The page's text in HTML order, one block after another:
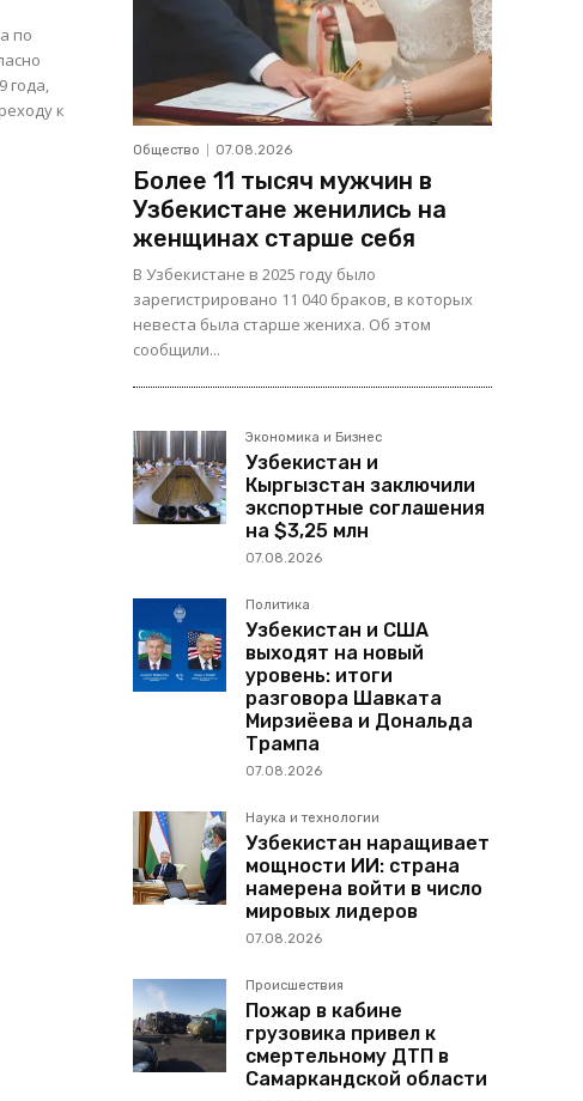
по
года,
к
Общество 07.08.2026
Более 11 тысяч мужчин в
Узбекистане женились на
женщинах старше себя
В Узбекистане в 2025 году было
зарегистрировано 11 040 браков, в которых
невеста была старше жениха. Об этом
сообщили...
Экономика и Бизнес
Узбекистан и
Кыргызстан заключили
экспортные соглашения
на $3,25 млн
07.08.2026
Политика
Узбекистан и США
выходят на новый
уровень: итоги
разговора Шавката
Мирзиёева и Дональда
Трампа
07.08.2026
Наука и технологии
Узбекистан наращивает
мощности ИИ: страна
намерена войти в число
мировых лидеров
07.08.2026
Происшествия
Пожар в кабине
грузовика привел к
смертельному ДТП в
Самаркандской области